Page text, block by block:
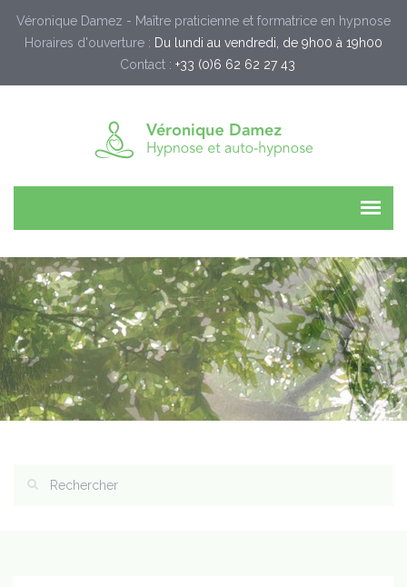
Véronique Damez - Maître praticienne et formatrice en hypnose
Horaires d'ouverture : Du lundi au vendredi, de 9h00 à 19h00
Contact : +33 (0)6 62 62 27 43